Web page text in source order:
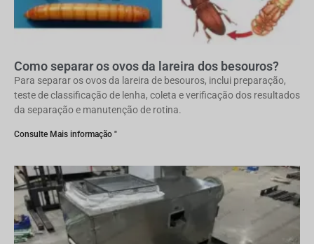
Como separar os ovos da lareira dos besouros?
Para separar os ovos da lareira de besouros, inclui preparação,
teste de classificação de lenha, coleta e verificação dos resultados
da separação e manutenção de rotina.
Consulte Mais informação "